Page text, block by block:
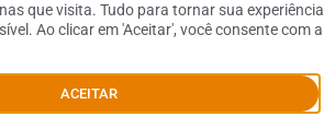
que visita. Tudo para tornar sua experiência
Ao clicar em 'Aceitar', você consente com a
ACEITAR